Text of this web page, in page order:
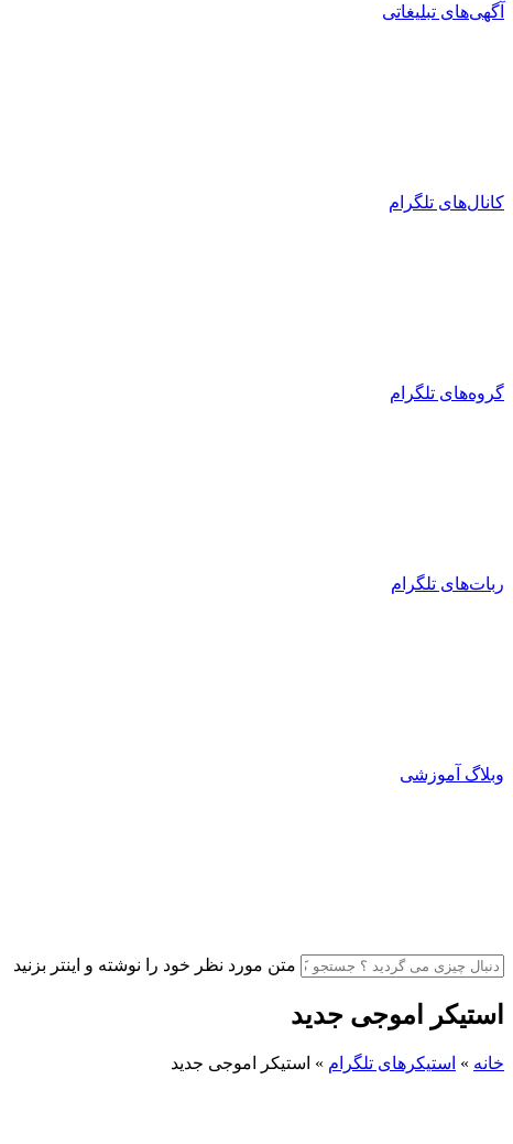
آگهی‌های تبلیغاتی
کانال‌های تلگرام
گروه‌های تلگرام
ربات‌های تلگرام
وبلاگ آموزشی
متن مورد نظر خود را نوشته و اینتر بزنید
استیکر اموجی جدید
خانه » استیکرهای تلگرام » استیکر اموجی جدید